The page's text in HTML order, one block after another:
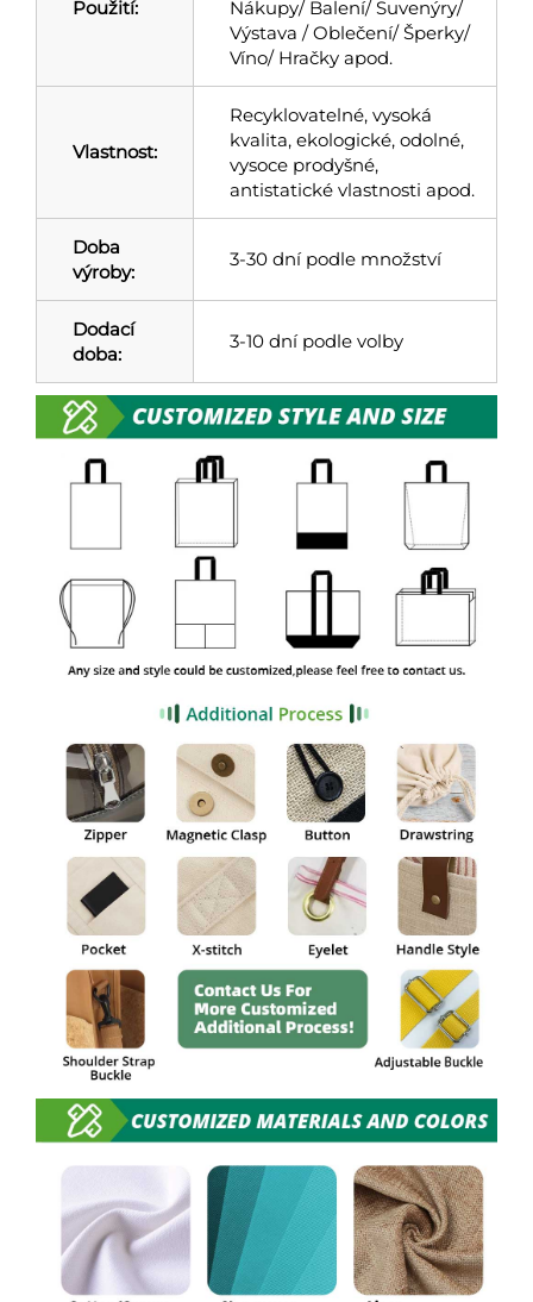
Použití:
Nákupy/ Balení/ Suvenýry/
Výstava / Oblečení/ Šperky/
Víno/ Hračky apod.
Vlastnost:
Recyklovatelné, vysoká
kvalita, ekologické, odolné,
vysoce prodyšné,
antistatické vlastnosti apod.
Doba
výroby:
3-30 dní podle množství
Dodací
doba:
3-10 dní podle volby